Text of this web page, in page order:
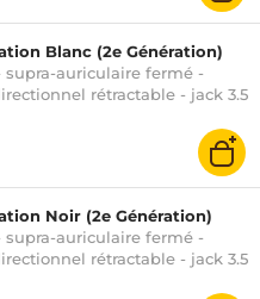
Blanc (2e Génération)
auriculaire fermé -
rétractable - jack 3.5
PlayStation 5/PlayStation 4
Noir (2e Génération)
auriculaire fermé -
rétractable - jack 3.5
PlayStation 5/PlayStation 4